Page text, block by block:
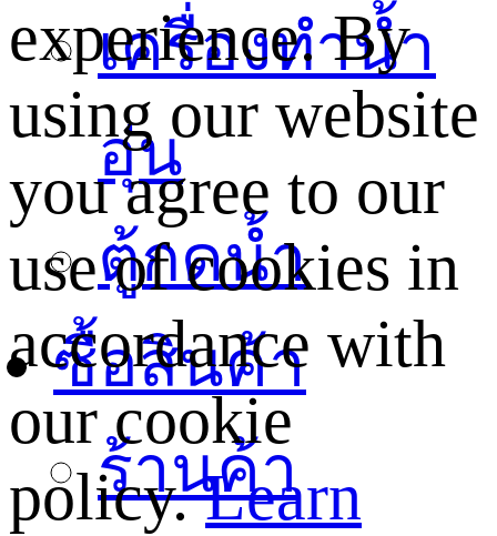
เครื่องทำน้ำ
อุ่น
ตู้กดน้ำ
ซื้อสินค้า
ร้านค้า
experience. By
using our website
you agree to our
use of cookies in
accordance with
our cookie
policy.Learn